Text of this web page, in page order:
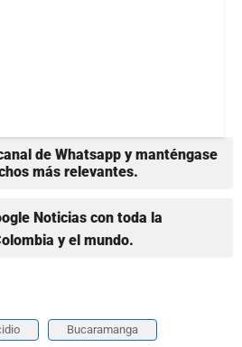
de Whatsapp y manténgase
más relevantes.
Noticias con toda la
y el mundo.
Bucaramanga